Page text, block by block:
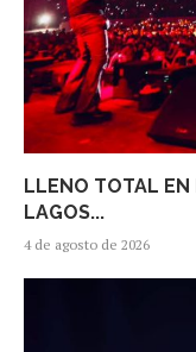
LLENO TOTAL EN
LAGOS...
4 de agosto de 2026